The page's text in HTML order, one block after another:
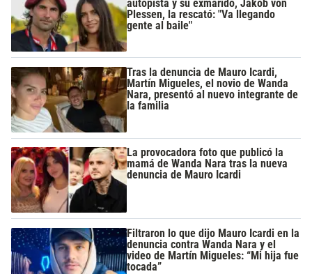
autopista y su exmarido, Jakob von
Plessen, la rescató: "Va llegando
gente al baile"
Tras la denuncia de Mauro Icardi,
Martín Migueles, el novio de Wanda
Nara, presentó al nuevo integrante de
la familia
La provocadora foto que publicó la
mamá de Wanda Nara tras la nueva
denuncia de Mauro Icardi
Filtraron lo que dijo Mauro Icardi en la
denuncia contra Wanda Nara y el
video de Martín Migueles: “Mi hija fue
tocada”